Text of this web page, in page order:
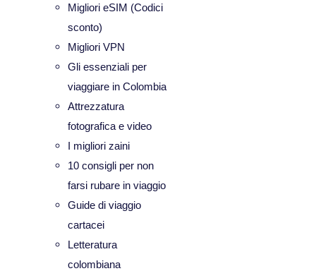
Migliori eSIM (Codici
sconto)
Migliori VPN
Gli essenziali per
viaggiare in Colombia
Attrezzatura
fotografica e video
I migliori zaini
10 consigli per non
farsi rubare in viaggio
Guide di viaggio
cartacei
Letteratura
colombiana